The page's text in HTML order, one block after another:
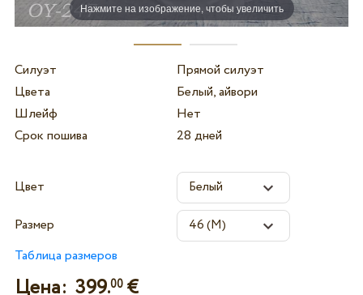
Нажмите на изображение, чтобы увеличить
Силуэт
Прямой силуэт
Цвета
Белый, айвори
Шлейф
Нет
Срок пошива
28 дней
Цвет
Размер
Таблица размеров
Цена: 399.00€